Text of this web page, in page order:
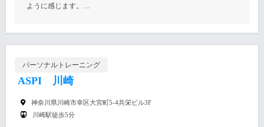
ように感じます。…
パーソナルトレーニング
ASPI 川崎
神奈川県川崎市幸区大宮町5-4共栄ビル3F
川崎駅徒歩5分